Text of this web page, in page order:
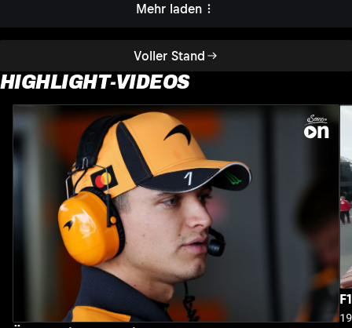
Voller Stand
Mehr laden
HIGHLIGHT-VIDEOS